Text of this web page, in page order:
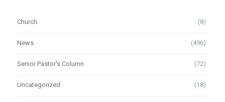
Church (8)
News (496)
Senior Pastor's Column (72)
Uncategorized (18)